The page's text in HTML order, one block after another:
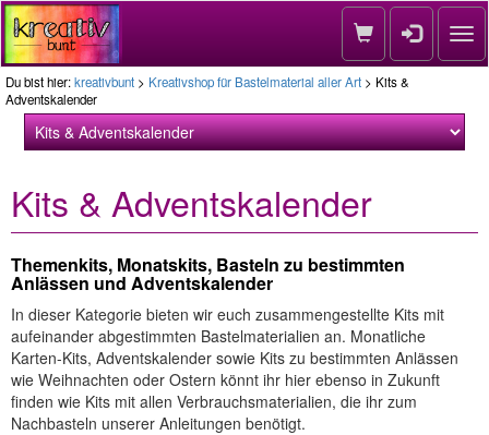
Du bist hier:kreativbunt > Kreativshop für Bastelmaterial aller Art > Kits &
Adventskalender
Kits & Adventskalender
Themenkits, Monatskits, Basteln zu bestimmten
Anlässen und Adventskalender
In dieser Kategorie bieten wir euch zusammengestellte Kits mit
aufeinander abgestimmten Bastelmaterialien an. Monatliche
Karten-Kits, Adventskalender sowie Kits zu bestimmten Anlässen
wie Weihnachten oder Ostern könnt ihr hier ebenso in Zukunft
finden wie Kits mit allen Verbrauchsmaterialien, die ihr zum
Nachbasteln unserer Anleitungen benötigt.